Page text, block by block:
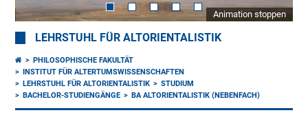
Animation stoppen
LEHRSTUHL FÜR ALTORIENTALISTIK
PHILOSOPHISCHE FAKULTÄT
INSTITUT FÜR ALTERTUMSWISSENSCHAFTEN
LEHRSTUHL FÜR ALTORIENTALISTIK
STUDIUM
BACHELOR-STUDIENGÄNGE
BA ALTORIENTALISTIK (NEBENFACH)